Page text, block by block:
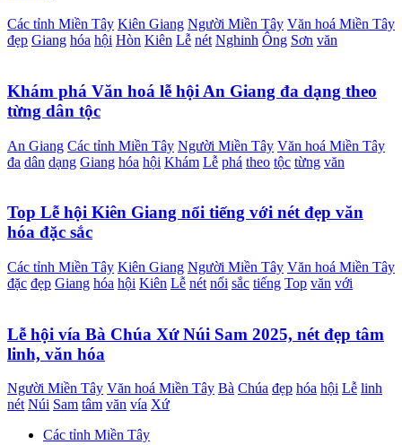
Các tỉnh Miền Tây Kiên Giang Người Miền Tây Văn hoá Miền Tây
đẹp Giang hóa hội Hòn Kiên Lễ nét Nghinh Ông Sơn văn
Khám phá Văn hoá lễ hội An Giang đa dạng theo
từng dân tộc
An Giang Các tỉnh Miền Tây Người Miền Tây Văn hoá Miền Tây
đa dân dạng Giang hóa hội Khám Lễ phá theo tộc từng văn
Top Lễ hội Kiên Giang nổi tiếng với nét đẹp văn
hóa đặc sắc
Các tỉnh Miền Tây Kiên Giang Người Miền Tây Văn hoá Miền Tây
đặc đẹp Giang hóa hội Kiên Lễ nét nổi sắc tiếng Top văn với
Lễ hội vía Bà Chúa Xứ Núi Sam 2025, nét đẹp tâm
linh, văn hóa
Người Miền Tây Văn hoá Miền Tây Bà Chúa đẹp hóa hội Lễ linh
nét Núi Sam tâm văn vía Xứ
Các tỉnh Miền Tây